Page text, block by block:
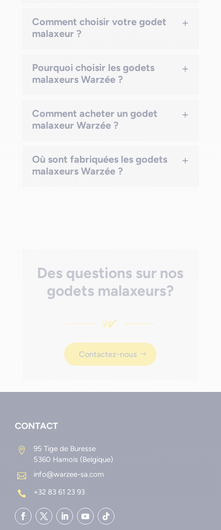
Comment choisir votre godet
malaxeur ?
+
Pourquoi choisir les godets
malaxeurs Warzée ?
+
Comment acheter un godet
malaxeur Warzée ?
+
Où sont fabriquées les godets
malaxeurs Warzée ?
+
Des questions sur nos
godets malaxeurs?
Contactez-nous
CONTACT

95 Tige de Buresse
5360 Hamois (Belgique)

info@warzee-sa.com
 +32 83 61 23 93